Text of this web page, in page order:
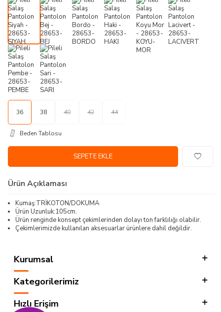
36 38 40 42 44
Beden Tablosu
SEPETE EKLE
Ürün Açıklaması
Kumaş:TRİKOTON/DOKUMA
Ürün Uzunluk:105cm.
Ürün renginde konsept çekimlerinden dolayı ton farklılığı olabilir.
Çekimlerimizde kullanılan aksesuarlar ürünlere dahil değildir.
Kurumsal
Kategorilerimiz
Hızlı Erişim